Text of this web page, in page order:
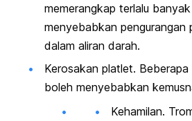
memerangkap terlalu
menyebabkan pengurangan
dalam aliran darah.
Kerosakan platlet.
boleh menyebabkan
Kehamilan.